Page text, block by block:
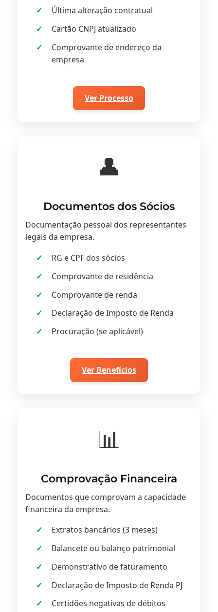
Última alteração contratual
Cartão CNPJ atualizado
Comprovante de endereço da
empresa
Ver Processo
👤
Documentos dos Sócios
Documentação pessoal dos representantes
legais da empresa.
RG e CPF dos sócios
Comprovante de residência
Comprovante de renda
Declaração de Imposto de Renda
Procuração (se aplicável)
Ver Benefícios
📊
Comprovação Financeira
Documentos que comprovam a capacidade
financeira da empresa.
Extratos bancários (3 meses)
Balancete ou balanço patrimonial
Demonstrativo de faturamento
Declaração de Imposto de Renda PJ
Certidões negativas de débitos